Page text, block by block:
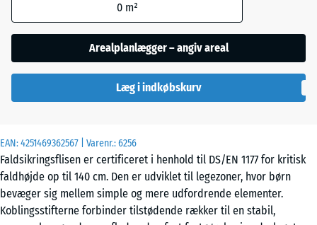
EAN:4251469362567 | Varenr.:6256
Faldsikringsflisen er certificeret i henhold til DS/EN 1177 for kritisk
faldhøjde op til 140 cm. Den er udviklet til legezoner, hvor børn
bevæger sig mellem simple og mere udfordrende elementer.
Koblingsstifterne forbinder tilstødende rækker til en stabil,
- 21,00 kr.
Sandbeige + 3,00 kr.
0 m²
Arealplanlægger – angiv areal
Læg i indkøbskurv